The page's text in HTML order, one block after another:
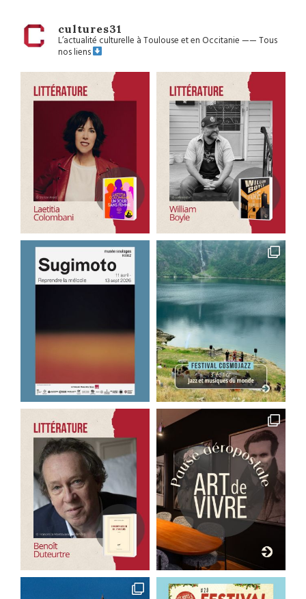
cultures31
L’actualité culturelle à Toulouse et en Occitanie——Tous
nos liens